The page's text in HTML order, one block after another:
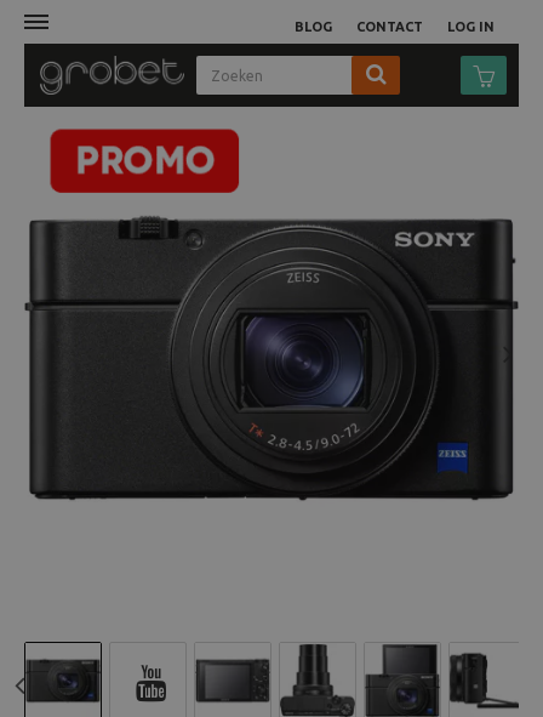
LOG IN
BLOG CONTACT
Afdruk
Analoog